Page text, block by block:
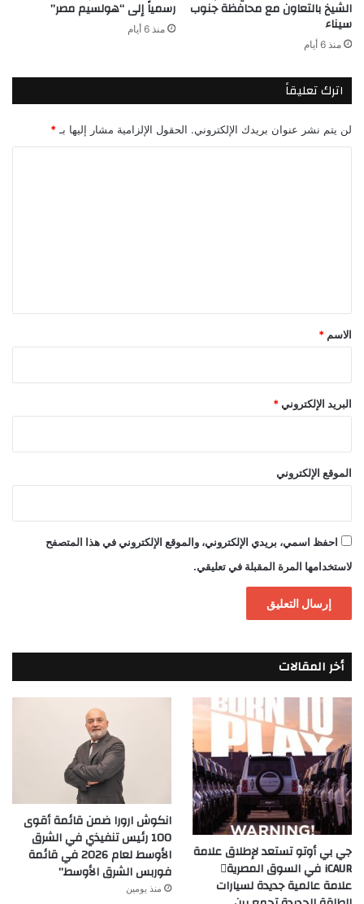
الشيخ بالتعاون مع محافظة جنوب
سيناء
منذ 6 أيام
رسمياً إلى “هولسيم مصر”
منذ 6 أيام
اترك تعليقاً
لن يتم نشر عنوان بريدك الإلكتروني. الحقول الإلزامية مشار إليها بـ *
*
الاسم *
البريد الإلكتروني *
الموقع الإلكتروني
احفظ اسمي، بريدي الإلكتروني، والموقع الإلكتروني في هذا المتصفح
لاستخدامها المرة المقبلة في تعليقي.
أخر المقالات
جي بي أوتو تستعد لإطلاق علامة
iCAUR في السوق المصرية
علامة عالمية جديدة لسيارات
انكوش ارورا ضمن قائمة أقوى
100 رئيس تنفيذي في الشرق
الأوسط لعام 2026 في قائمة
فوربس الشرق الأوسط”
منذ يومين